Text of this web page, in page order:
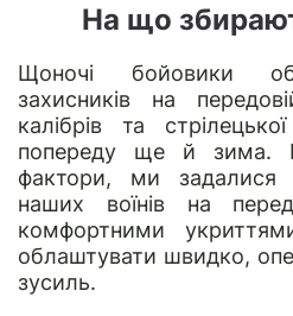
На що
Щоночі бойовики
захисників на
калібрів та
попереду ще й зима.
фактори, ми задалися
наших воїнів на
комфортними
облаштувати швидко,
зусиль.